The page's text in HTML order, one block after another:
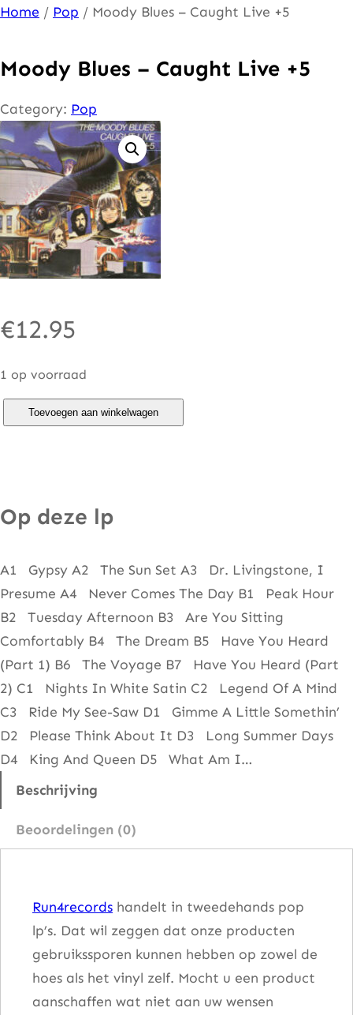
Ga
de
inhoud
Home / Pop / Moody Blues – Caught Live +5
Moody Blues – Caught Live +5
Category: Pop
€12.95
1 op voorraad
B
u
e
s
–
C
a
u
g
h
L
Toevoegen aan winkelwagen
Op deze lp
A1 Gypsy A2 The Sun Set A3 Dr. Livingstone, I
Presume A4 Never Comes The Day B1 Peak Hour
B2 Tuesday Afternoon B3 Are You Sitting
Comfortably B4 The Dream B5 Have You Heard
(Part 1) B6 The Voyage B7 Have You Heard (Part
2) C1 Nights In White Satin C2 Legend Of A Mind
C3 Ride My See-Saw D1 Gimme A Little Somethin’
D2 Please Think About It D3 Long Summer Days
D4 King And Queen D5 What Am I…
Beschrijving
Beoordelingen (0)
Run4records handelt in tweedehands pop
lp’s. Dat wil zeggen dat onze producten
gebruikssporen kunnen hebben op zowel de
hoes als het vinyl zelf. Mocht u een product
aanschaffen wat niet aan uw wensen